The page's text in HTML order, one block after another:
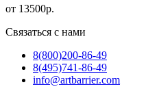
от 13500р.
Связаться с нами
8(800)200-86-49
8(495)741-86-49
info@artbarrier.com